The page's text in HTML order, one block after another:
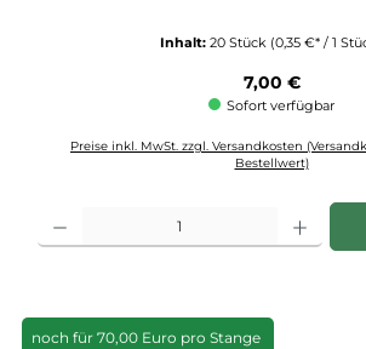
Inhalt: 20 Stück (0,35 €* / 1
Regulärer Preis:
7,00 €
Sofort verfügbar
Preise inkl. MwSt. zzgl. Versandkosten
Bestellwert)
Produkt Anzahl: Gib den gewünschten Wert ein
noch für 70,00 Euro pro Stange